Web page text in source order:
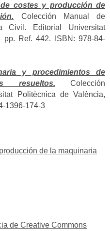
costes y producción de
Colección Manual de
Civil. Editorial Universitat
pp. Ref. 442. ISBN: 978-84-
y procedimientos de
resueltos. Colección
Politècnica de València,
1396-174-3
de la maquinaria
de Creative Commons